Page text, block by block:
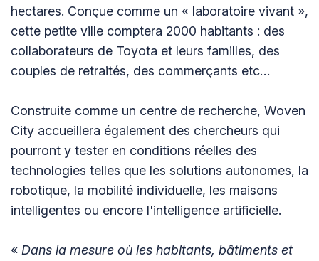
hectares. Conçue comme un « laboratoire vivant »,
cette petite ville comptera 2000 habitants : des
collaborateurs de Toyota et leurs familles, des
couples de retraités, des commerçants etc…
Construite comme un centre de recherche, Woven
City accueillera également des chercheurs qui
pourront y tester en conditions réelles des
technologies telles que les solutions autonomes, la
robotique, la mobilité individuelle, les maisons
intelligentes ou encore l'intelligence artificielle.
« Dans la mesure où les habitants, bâtiments et